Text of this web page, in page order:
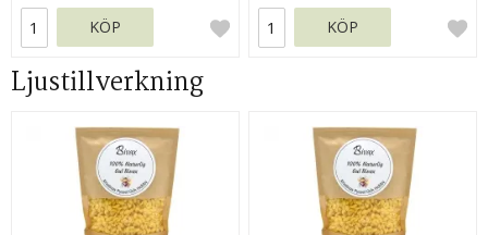
KÖP KÖP
Ljustillverkning